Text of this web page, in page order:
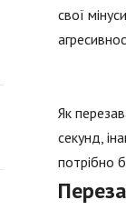
свої
Як
секунд,
потрібно